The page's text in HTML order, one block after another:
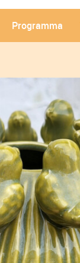
Programma